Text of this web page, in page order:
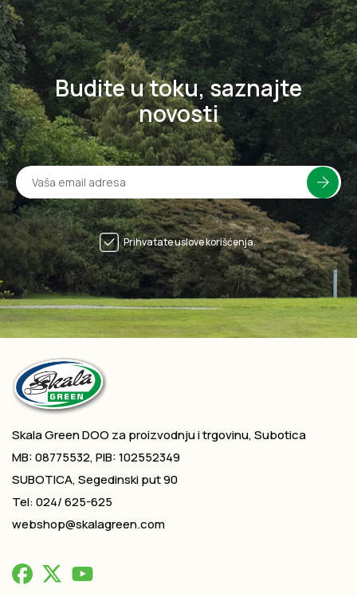
Budite u toku, saznajte
novosti
Prihvatate uslove korišćenja.
Skala Green DOO za proizvodnju i trgovinu, Subotica
MB: 08775532, PIB: 102552349
SUBOTICA, Segedinski put 90
Tel: 024/ 625-625
webshop@skalagreen.com